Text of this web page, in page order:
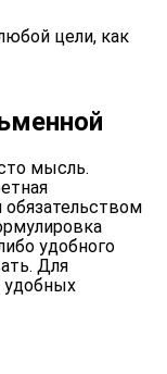
мысль.
удобного
Для
удобных